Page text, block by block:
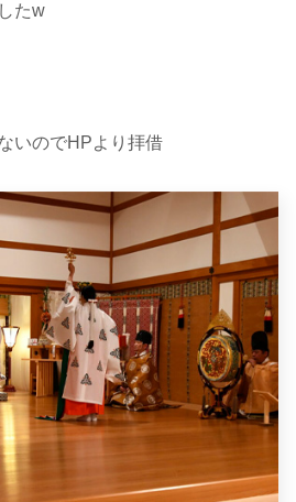
たw
いのでHPより拝借